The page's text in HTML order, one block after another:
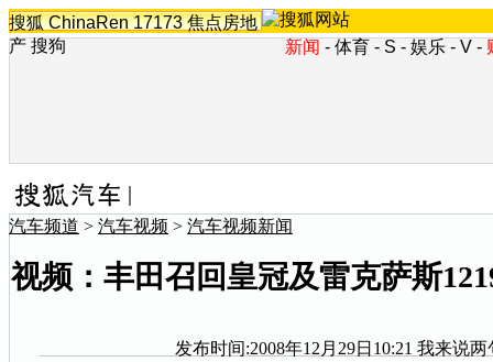
搜狐 ChinaRen 17173 焦点房地
产 搜狗 新闻 - 体育 - S - 娱乐 - V -
汽车频道 > 汽车视频 > 汽车视频新闻
视频：丰田召回皇冠及雷克萨斯
发布时间:2008年12月29日10:21 我来说两